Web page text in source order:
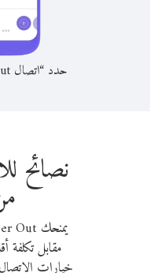
حدد “اتصال Viber Out” من عنوان المحادثة
نصائح
مقابل تكلفة
خيارات